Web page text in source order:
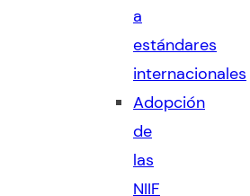
a
estándares
internacionales
Adopción
de
las
NIIF